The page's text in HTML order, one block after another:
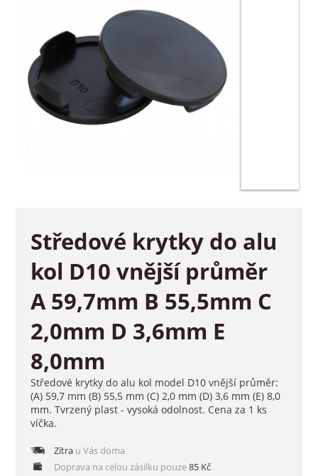
Středové krytky do alu
kol D10 vnější průměr
A 59,7mm B 55,5mm C
2,0mm D 3,6mm E
8,0mm
Středové krytky do alu kol model D10 vnější průměr:
(A) 59,7 mm (B) 55,5 mm (C) 2,0 mm (D) 3,6 mm (E) 8,0
mm. Tvrzený plast - vysoká odolnost. Cena za 1 ks
víčka.
Zítrau Vás doma
Doprava na celou zásilku pouze85 Kč